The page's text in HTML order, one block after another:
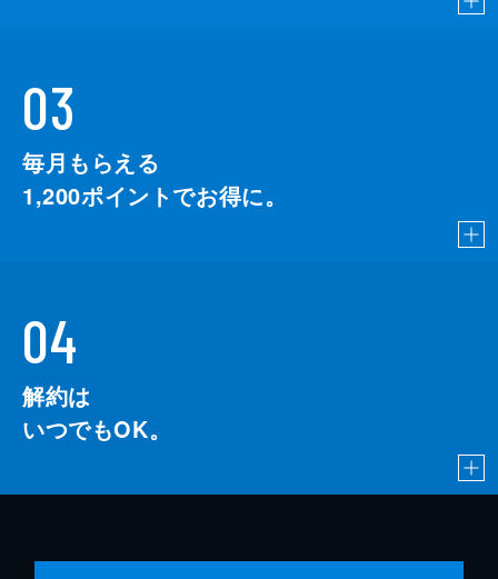
03
毎月もらえる
1,200ポイントでお得に。
04
解約は
いつでもOK。